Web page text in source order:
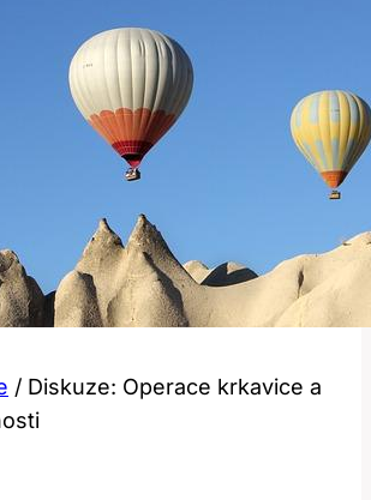
/ Diskuze: Operace krkavice a